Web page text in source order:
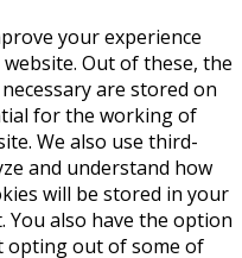
your experience
Out of these, the
are stored on
for the working of
We also use third-
and understand how
will be stored in your
also have the option
opting out of some of